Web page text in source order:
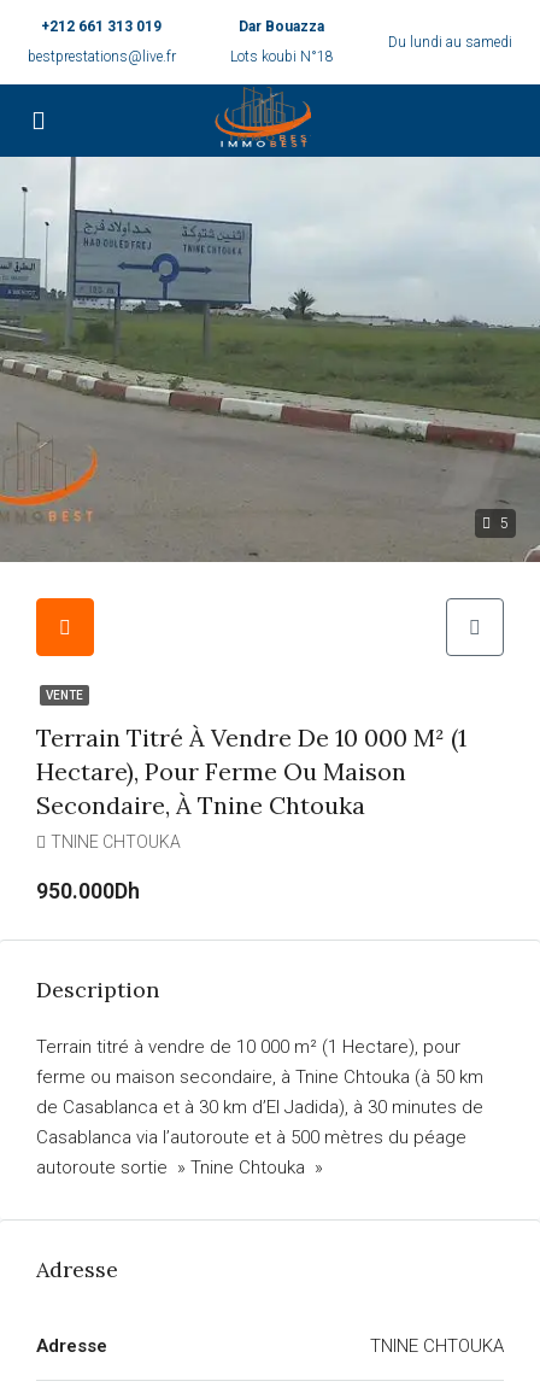
+212 661 313 019
bestprestations@live.fr
Dar Bouazza
Lots koubi N°18
Du lundi au samedi
5
VENTE
Terrain Titré À Vendre De 10 000 M² (1
Hectare), Pour Ferme Ou Maison
Secondaire, À Tnine Chtouka
TNINE CHTOUKA
950.000Dh
Description
Terrain titré à vendre de 10 000 m² (1 Hectare), pour
ferme ou maison secondaire, à Tnine Chtouka (à 50 km
de Casablanca et à 30 km d’El Jadida), à 30 minutes de
Casablanca via l’autoroute et à 500 mètres du péage
autoroute sortie » Tnine Chtouka »
Adresse
Adresse TNINE CHTOUKA